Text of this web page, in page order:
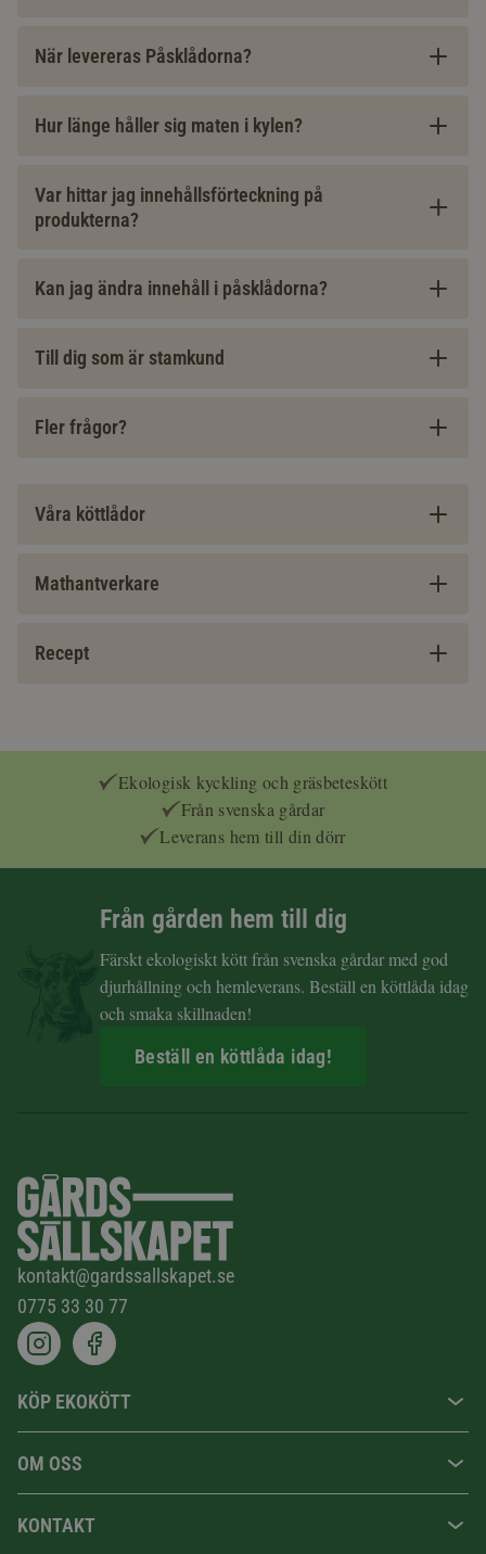
När levereras Påsklådorna?
Hur länge håller sig maten i kylen?
Var hittar jag innehållsförteckning på
produkterna?
Kan jag ändra innehåll i påsklådorna?
Till dig som är stamkund
Fler frågor?
Våra köttlådor
Mathantverkare
Recept
Ekologisk kyckling och gräsbeteskött
Från svenska gårdar
Leverans hem till din dörr
Från gården hem till dig
Färskt ekologiskt kött från svenska gårdar med god
djurhållning och hemleverans. Beställ en köttlåda idag
och smaka skillnaden!
Beställ en köttlåda idag!
kontakt@gardssallskapet.se
0775 33 30 77
KÖP EKOKÖTT
OM OSS
KONTAKT